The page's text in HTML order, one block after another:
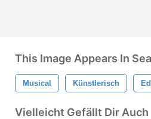
This Image Appears In
Musical Künstlerisch
Vielleicht Gefällt Dir Auch